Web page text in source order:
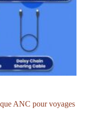
ANC pour voyages